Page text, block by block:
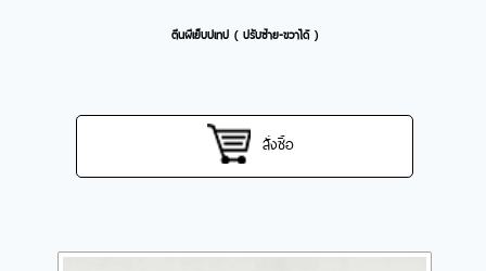
ตีนผีเย็บปเทป ( ปรับซ้าย-ขวาได้ )
สั่งซื้อ